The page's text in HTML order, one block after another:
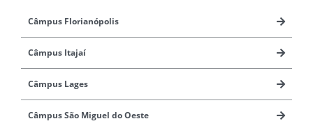
Câmpus Florianópolis
Câmpus Itajaí
Câmpus Lages
Câmpus São Miguel do Oeste